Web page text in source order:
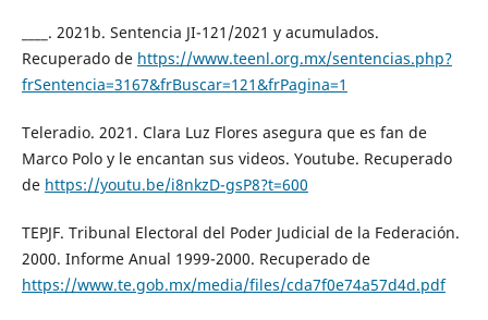
____. 2021b. Sentencia JI-121/2021 y acumulados.
Recuperado de https://www.teenl.org.mx/sentencias.php?
frSentencia=3167&frBuscar=121&frPagina=1
Teleradio. 2021. Clara Luz Flores asegura que es fan de
Marco Polo y le encantan sus videos. Youtube. Recuperado
de https://youtu.be/i8nkzD-gsP8?t=600
TEPJF. Tribunal Electoral del Poder Judicial de la Federación.
2000. Informe Anual 1999-2000. Recuperado de
https://www.te.gob.mx/media/files/cda7f0e74a57d4d.pdf